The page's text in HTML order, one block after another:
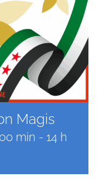
Magis
min - 14 h